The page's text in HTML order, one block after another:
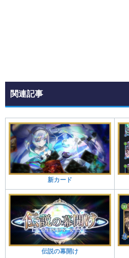
関連記事
新カード
伝説の幕開け